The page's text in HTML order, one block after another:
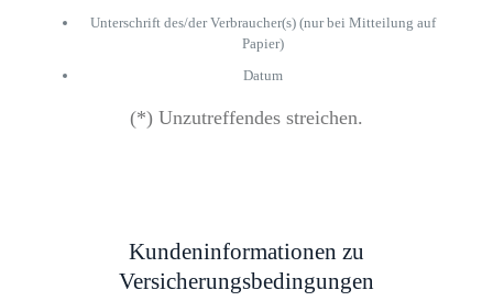
Unterschrift des/der Verbraucher(s) (nur bei Mitteilung auf
Papier)
Datum
(*) Unzutreffendes streichen.
Kundeninformationen zu
Versicherungsbedingungen